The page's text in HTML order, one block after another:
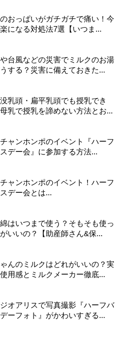
おっぱいがガチガチで痛い！今
になる対処法7選【いつま...
台風などの災害でミルクのお湯
する？災害に備えておきた...
没乳頭・扁平乳頭でも授乳でき
乳で授乳を諦めない方法とお...
ャンホンポのイベント『ハーフ
デー会』に参加する方法...
ャンホンポのイベント！ハーフ
デー会とは...
はいつまで使う？そもそも使っ
いいの？【助産師さん&保...
んのミルクはどれがいいの？実
用感とミルクメーカー徹底...
オアリスで写真撮影『ハーフバ
ーフォト』がかわいすぎる...